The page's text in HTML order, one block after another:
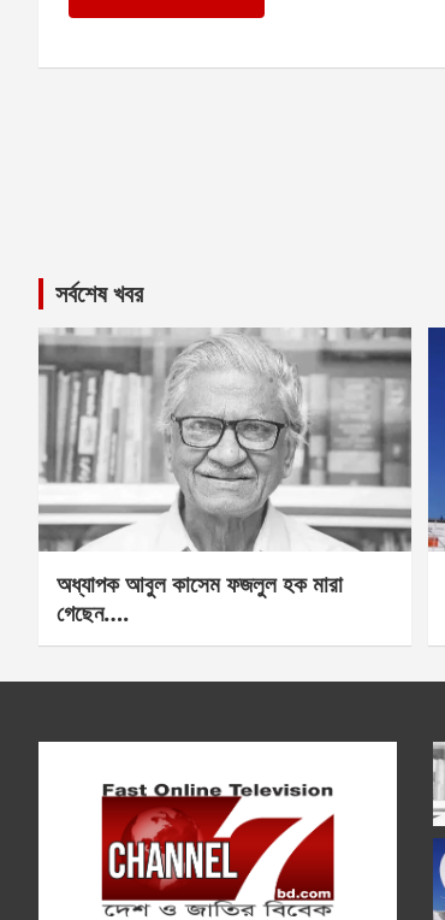
সর্বশেষ খবর
অধ্যাপক আবুল কাসেম ফজলুল হক মারা
গেছেন….